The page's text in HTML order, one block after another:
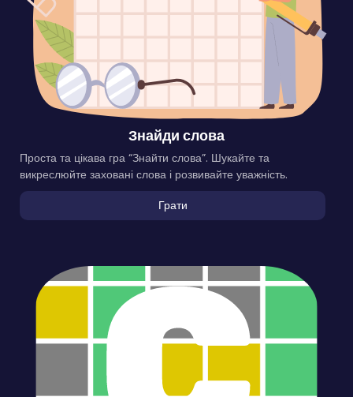
Знайди слова
Проста та цікава гра “Знайти слова”. Шукайте та
викреслюйте заховані слова і розвивайте уважність.
Грати